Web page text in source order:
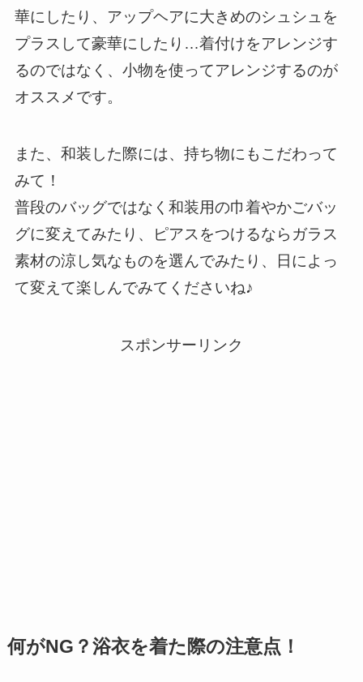
華にしたり、アップヘアに大きめのシュシュを
プラスして豪華にしたり…着付けをアレンジす
るのではなく、小物を使ってアレンジするのが
オススメです。
また、和装した際には、持ち物にもこだわって
みて！
普段のバッグではなく和装用の巾着やかごバッ
グに変えてみたり、ピアスをつけるならガラス
素材の涼し気なものを選んでみたり、日によっ
て変えて楽しんでみてくださいね♪
スポンサーリンク
何がNG？浴衣を着た際の注意点！